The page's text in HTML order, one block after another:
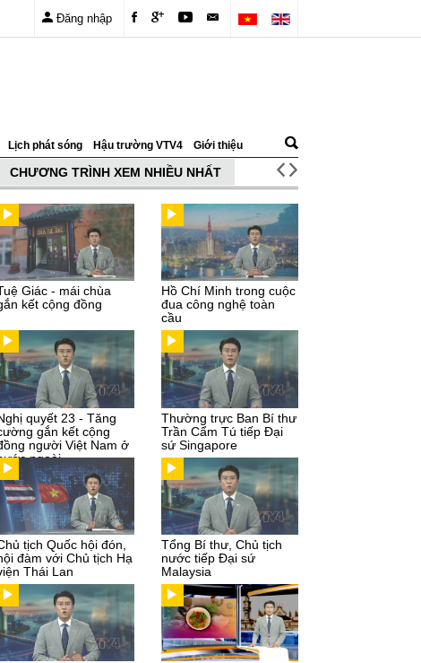
Đăng nhập
Lịch phát sóng Hậu trường VTV4 Giới thiệu
CHƯƠNG TRÌNH XEM NHIỀU NHẤT
Giác - mái chùa
kết cộng đồng
Hồ Chí Minh trong cuộc
đua công nghệ toàn
cầu
quyết 23 - Tăng
gắn kết cộng
người Việt Nam ở
ngoài
Thường trực Ban Bí thư
Trần Cẩm Tú tiếp Đại
sứ Singapore
tịch Quốc hội đón,
đàm với Chủ tịch Hạ
Thái Lan
Tổng Bí thư, Chủ tịch
nước tiếp Đại sứ
Malaysia